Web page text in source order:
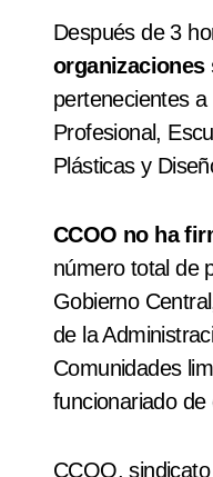
Después de 3
organizaciones
pertenecientes
Profesional,
Plásticas y
CCOO no ha
número total de
Gobierno
de la
Comunidades
funcionariado de
CCOO,